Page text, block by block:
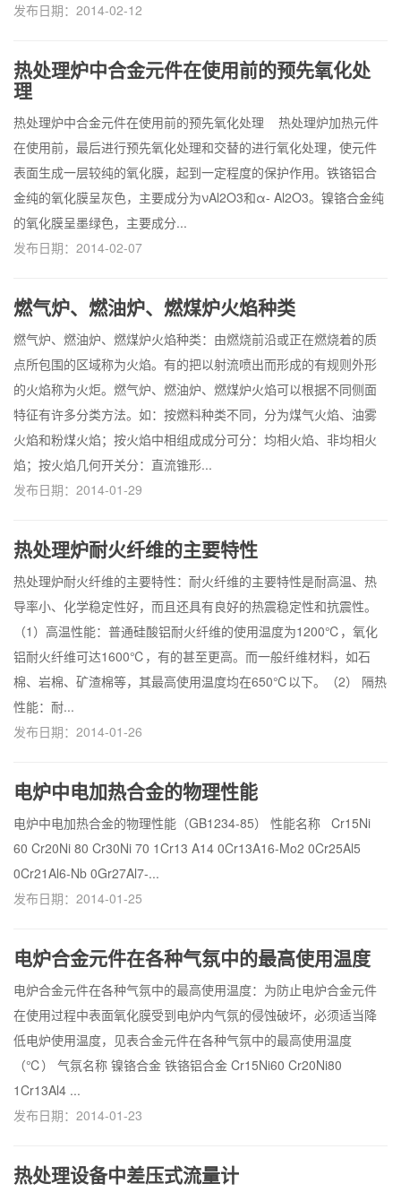
发布日期：2014-02-12
热处理炉中合金元件在使用前的预先氧化处
理
热处理炉中合金元件在使用前的预先氧化处理 热处理炉加热元件
在使用前，最后进行预先氧化处理和交替的进行氧化处理，使元件
表面生成一层较纯的氧化膜，起到一定程度的保护作用。铁铬铝合
金纯的氧化膜呈灰色，主要成分为νAl2O3和α- Al2O3。镍铬合金纯
的氧化膜呈墨绿色，主要成分...
发布日期：2014-02-07
燃气炉、燃油炉、燃煤炉火焰种类
燃气炉、燃油炉、燃煤炉火焰种类：由燃烧前沿或正在燃烧着的质
点所包围的区域称为火焰。有的把以射流喷出而形成的有规则外形
的火焰称为火炬。燃气炉、燃油炉、燃煤炉火焰可以根据不同侧面
特征有许多分类方法。如：按燃料种类不同，分为煤气火焰、油雾
火焰和粉煤火焰；按火焰中相组成成分可分：均相火焰、非均相火
焰；按火焰几何开关分：直流锥形...
发布日期：2014-01-29
热处理炉耐火纤维的主要特性
热处理炉耐火纤维的主要特性：耐火纤维的主要特性是耐高温、热
导率小、化学稳定性好，而且还具有良好的热震稳定性和抗震性。
（1）高温性能：普通硅酸铝耐火纤维的使用温度为1200℃，氧化
铝耐火纤维可达1600℃，有的甚至更高。而一般纤维材料，如石
棉、岩棉、矿渣棉等，其最高使用温度均在650℃以下。（2） 隔热
性能：耐...
发布日期：2014-01-26
电炉中电加热合金的物理性能
电炉中电加热合金的物理性能（GB1234-85） 性能名称 Cr15Ni
60 Cr20Ni 80 Cr30Ni 70 1Cr13 A14 0Cr13A16-Mo2 0Cr25Al5
0Cr21Al6-Nb 0Gr27Al7-...
发布日期：2014-01-25
电炉合金元件在各种气氛中的最高使用温度
电炉合金元件在各种气氛中的最高使用温度：为防止电炉合金元件
在使用过程中表面氧化膜受到电炉内气氛的侵蚀破坏，必须适当降
低电炉使用温度，见表合金元件在各种气氛中的最高使用温度
（℃） 气氛名称 镍铬合金 铁铬铝合金 Cr15Ni60 Cr20Ni80
1Cr13Al4 ...
发布日期：2014-01-23
热处理设备中差压式流量计